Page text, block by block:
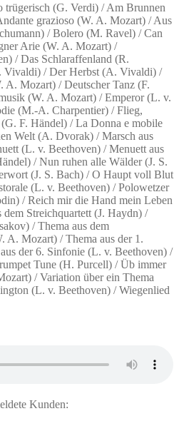
trügerisch (G. Verdi) / Am Brunnen
grazioso (W. A. Mozart) / Aus
/ Bolero (M. Ravel) / Can
Arie (W. A. Mozart) /
/ Das Schlaraffenland (R.
Vivaldi) / Der Herbst (A. Vivaldi) /
Mozart) / Deutscher Tanz (F.
(W. A. Mozart) / Emperor (L. v.
(M.-A. Charpentier) / Flieg,
F. Händel) / La Donna e mobile
Welt (A. Dvorak) / Marsch aus
(L. v. Beethoven) / Menuett aus
/ Nun ruhen alle Wälder (J. S.
(J. S. Bach) / O Haupt voll Blut
(L. v. Beethoven) / Polowetzer
/ Reich mir die Hand mein Leben
Streichquartett (J. Haydn) /
/ Thema aus dem
Mozart) / Thema aus der 1.
der 6. Sinfonie (L. v. Beethoven) /
Tune (H. Purcell) / Üb immer
/ Variation über ein Thema
(L. v. Beethoven) / Wiegenlied
Kunden: